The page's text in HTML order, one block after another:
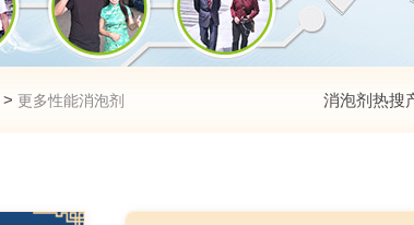
> 更多性能消泡剂 消泡剂热搜